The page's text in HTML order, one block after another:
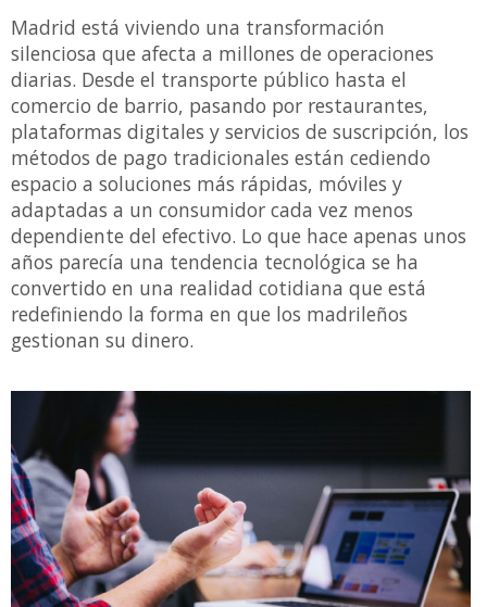
Madrid está viviendo una transformación
silenciosa que afecta a millones de operaciones
diarias. Desde el transporte público hasta el
comercio de barrio, pasando por restaurantes,
plataformas digitales y servicios de suscripción, los
métodos de pago tradicionales están cediendo
espacio a soluciones más rápidas, móviles y
adaptadas a un consumidor cada vez menos
dependiente del efectivo. Lo que hace apenas unos
años parecía una tendencia tecnológica se ha
convertido en una realidad cotidiana que está
redefiniendo la forma en que los madrileños
gestionan su dinero.